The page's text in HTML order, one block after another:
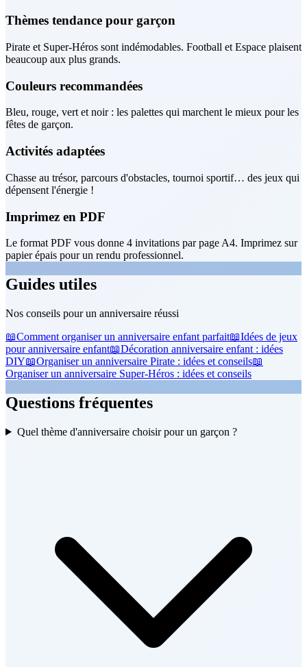
Thèmes tendance pour garçon
Pirate et Super-Héros sont indémodables. Football et Espace plaisent
beaucoup aux plus grands.
Couleurs recommandées
Bleu, rouge, vert et noir : les palettes qui marchent le mieux pour les
fêtes de garçon.
Activités adaptées
Chasse au trésor, parcours d'obstacles, tournoi sportif… des jeux qui
dépensent l'énergie !
Imprimez en PDF
Le format PDF vous donne 4 invitations par page A4. Imprimez sur
papier épais pour un rendu professionnel.
Guides utiles
Nos conseils pour un anniversaire réussi
📖Comment organiser un anniversaire enfant parfait📖Idées de jeux
pour anniversaire enfant📖Décoration anniversaire enfant : idées
DIY📖Organiser un anniversaire Pirate : idées et conseils📖
Organiser un anniversaire Super-Héros : idées et conseils
Questions fréquentes
Quel thème d'anniversaire choisir pour un garçon ?